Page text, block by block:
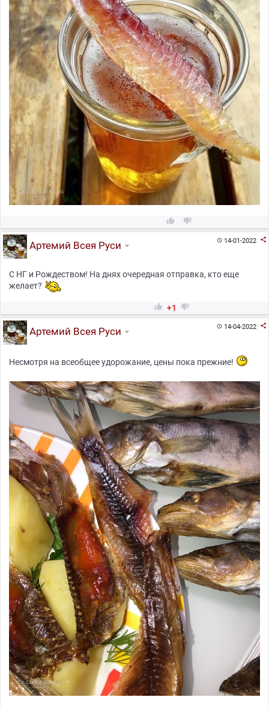
 
14-01-2022 
Артемий Всея Руси
С НГ и Рождеством! На днях очередная отправка, кто еще
желает?
 +1 
14-04-2022 
Артемий Всея Руси
Несмотря на всеобщее удорожание, цены пока прежние!